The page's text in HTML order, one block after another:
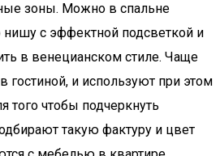
зоны. Можно в спальне
с эффектной подсветкой и
в венецианском стиле. Чаще
гостиной, и используют при этом
того чтобы подчеркнуть
такую фактуру и цвет